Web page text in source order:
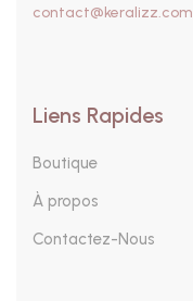
contact@keralizz.com
Liens Rapides
Boutique
À propos
Contactez-Nous